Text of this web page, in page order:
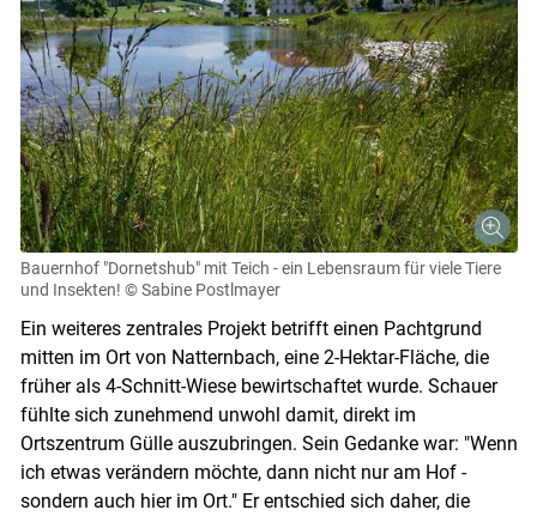
Bauernhof "Dornetshub" mit Teich - ein Lebensraum für viele Tiere
und Insekten! © Sabine Postlmayer
Ein weiteres zentrales Projekt betrifft einen Pachtgrund
mitten im Ort von Natternbach, eine 2-Hektar-Fläche, die
früher als 4-Schnitt-Wiese bewirtschaftet wurde. Schauer
fühlte sich zunehmend unwohl damit, direkt im
Ortszentrum Gülle auszubringen. Sein Gedanke war: "Wenn
ich etwas verändern möchte, dann nicht nur am Hof -
sondern auch hier im Ort." Er entschied sich daher, die